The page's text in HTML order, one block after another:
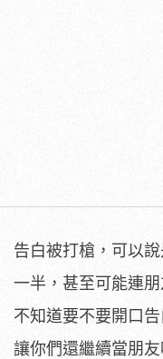
告白被打槍，可以
一半，甚至可能連
不知道要不要開口
讓你們還繼續當朋